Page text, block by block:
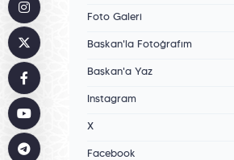
Foto Galeri
Başkan'la Fotoğrafım
Başkan'a Yaz
Instagram
X
Facebook